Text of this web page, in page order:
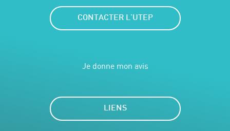
CONTACTER L'UTEP
Je donne mon avis
LIENS